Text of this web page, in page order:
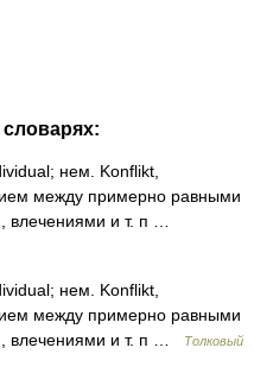
нем. Konflikt,
между примерно равными
влечениями и т. п …
нем. Konflikt,
между примерно равными
влечениями и т. п …
Толковый